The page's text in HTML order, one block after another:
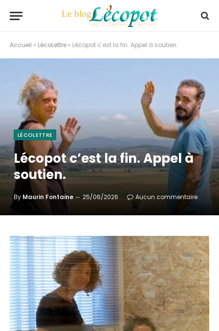
Accueil » LécoLettre » Lécopot c’est la fin. Appel à soutien.
LÉCOLETTRE
Lécopot c’est la fin. Appel à
soutien.
By Maurin Fontaine 25/06/2026 Aucun commentaire